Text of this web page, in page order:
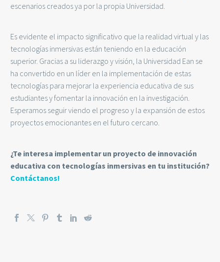
escenarios creados ya por la propia Universidad.
Es evidente el impacto significativo que la realidad virtual y las
tecnologías inmersivas están teniendo en la educación
superior. Gracias a su liderazgo y visión, la Universidad Ean se
ha convertido en un líder en la implementación de estas
tecnologías para mejorar la experiencia educativa de sus
estudiantes y fomentar la innovación en la investigación.
Esperamos seguir viendo el progreso y la expansión de estos
proyectos emocionantes en el futuro cercano.
¿Te interesa implementar un proyecto de innovación
educativa con tecnologías inmersivas en tu institución?
Contáctanos!